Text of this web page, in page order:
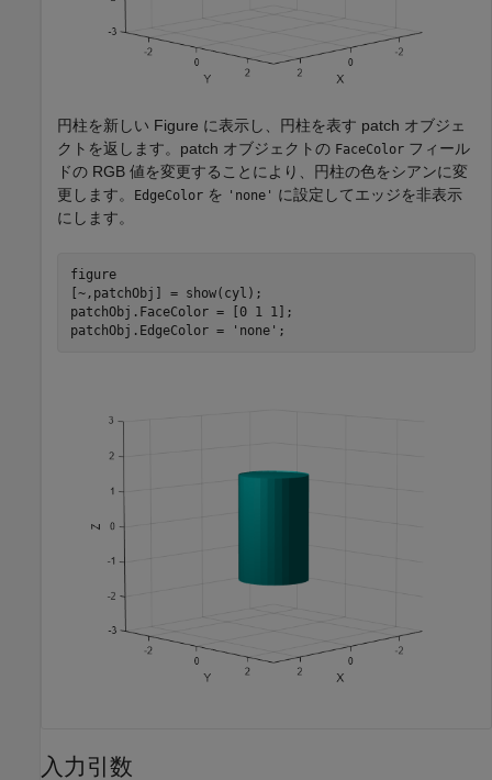
円柱を新しい Figure に表示し、円柱を表す patch オブジェ
クトを返します。patch オブジェクトの FaceColor フィール
ドの RGB 値を変更することにより、円柱の色をシアンに変
更します。
EdgeColor を 'none' に設定してエッジを非表示
にします。
figure
[~,patchObj] = show(cyl);
patchObj.FaceColor = [0 1 1];
patchObj.EdgeColor =
'none' ;
入力引数